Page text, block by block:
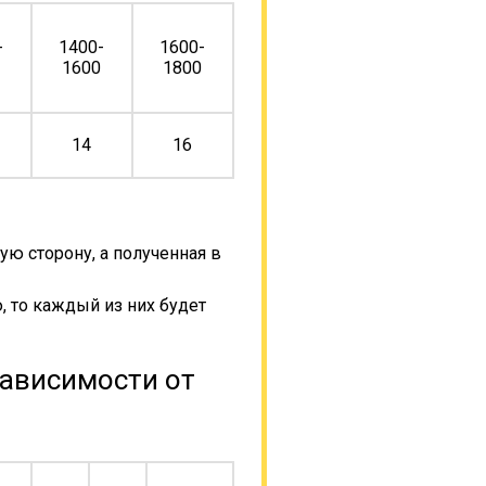
1400-
1600
1600-
1800
14 16
сторону, а полученная в
то каждый из них будет
от